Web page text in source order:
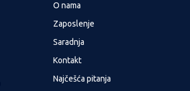
O nama
Zaposlenje
Saradnja
Kontakt
Najčešća pitanja